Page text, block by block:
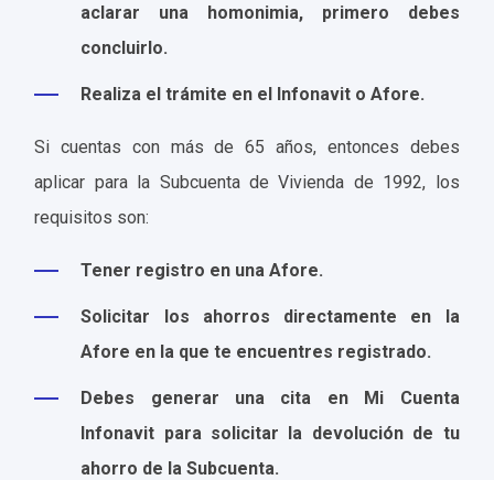
aclarar una homonimia, primero debes
concluirlo.
Realiza el trámite en el Infonavit o Afore.
Si cuentas con más de 65 años, entonces debes
aplicar para la Subcuenta de Vivienda de 1992, los
requisitos son:
Tener registro en una Afore.
Solicitar los ahorros directamente en la
Afore en la que te encuentres registrado.
Debes generar una cita en Mi Cuenta
Infonavit para solicitar la devolución de tu
ahorro de la Subcuenta.